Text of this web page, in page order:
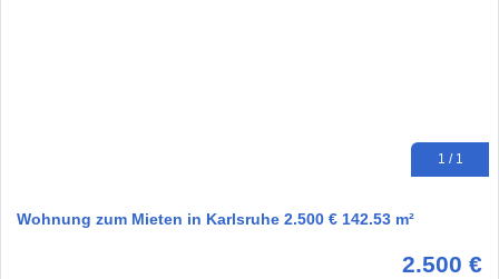
1 / 1
Wohnung zum Mieten in Karlsruhe 2.500 € 142.53 m²
2.500 €